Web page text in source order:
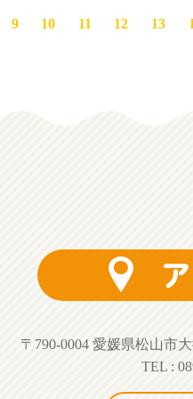
9 10 11 12 13
〒790-0004 愛媛県松山市
TEL :